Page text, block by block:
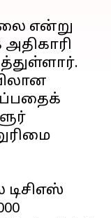
என்று